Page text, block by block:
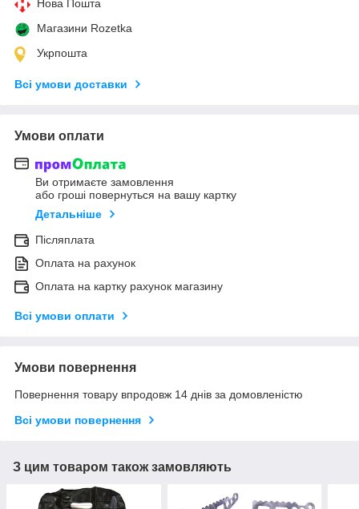
Нова Пошта
Магазини Rozetka
Укрпошта
Всі умови доставки
Умови оплати
Ви отримаєте замовлення
або гроші повернуться на вашу картку
Детальніше
Післяплата
Оплата на рахунок
Оплата на картку рахунок магазину
Всі умови оплати
Умови повернення
Повернення товару впродовж 14 днів за домовленістю
Всі умови повернення
З цим товаром також замовляють